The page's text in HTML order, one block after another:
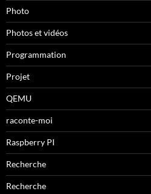
Photo
Photos et vidéos
Programmation
Projet
QEMU
raconte-moi
Raspberry PI
Recherche
Recherche